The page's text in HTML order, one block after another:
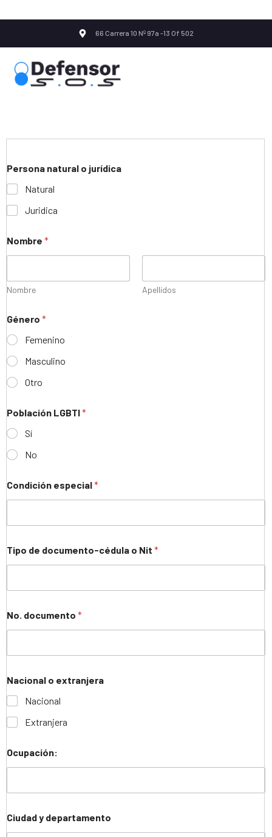
66 Carrera 10 Nº 97a -13 Of 502
Persona natural o jurídica
Natural
Juridica
Nombre *
Nombre Apellidos
Género *
Femenino
Masculino
Otro
Población LGBTI*
Sí
No
Condición especial*
Tipo de documento-cédula o Nit *
No. documento *
Nacional o extranjera
Nacional
Extranjera
Ocupación:
Ciudad y departamento